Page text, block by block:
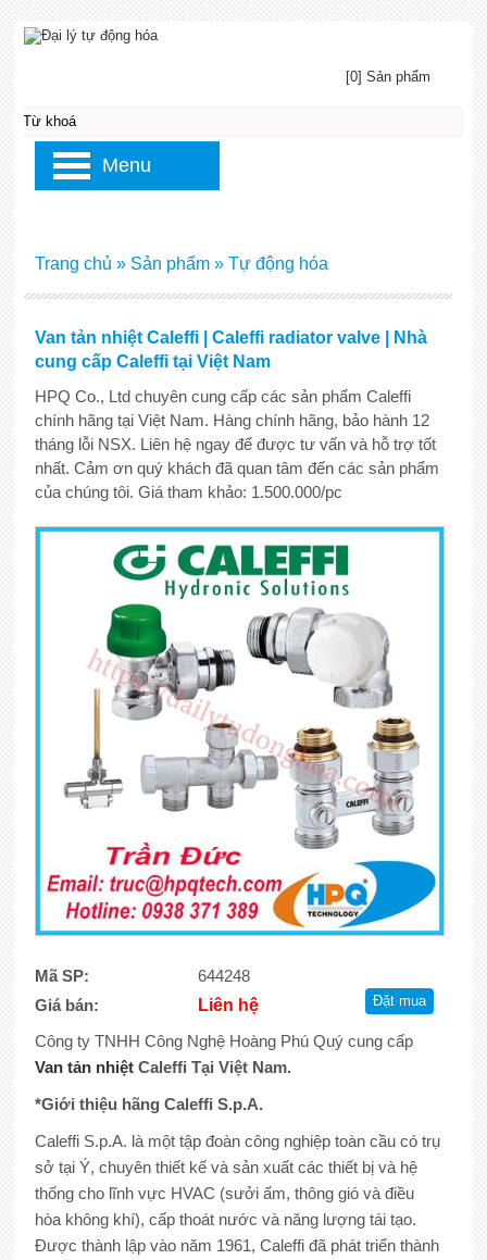
Van tản nhiệt Caleffi | Caleffi radiator valve | Nhà
cung cấp Caleffi tại Việt Nam
HPQ Co., Ltd chuyên cung cấp các sản phẩm Caleffi
chính hãng tại Việt Nam. Hàng chính hãng, bảo hành 12
tháng lỗi NSX. Liên hệ ngay để được tư vấn và hỗ trợ tốt
nhất. Cảm ơn quý khách đã quan tâm đến các sản phẩm
của chúng tôi. Giá tham khảo: 1.500.000/pc
Mã SP:
644248
Giá bán:
Liên hệ
Công ty TNHH Công Nghệ Hoàng Phú Quý cung cấp
Van tản nhiệtCaleffi Tại Việt Nam.
*Giới thiệu hãng Caleffi S.p.A.
Caleffi S.p.A. là một tập đoàn công nghiệp toàn cầu có trụ
sở tại Ý, chuyên thiết kế và sản xuất các thiết bị và hệ
thống cho lĩnh vực HVAC (sưởi ấm, thông gió và điều
hòa không khí), cấp thoát nước và năng lượng tái tạo.
Được thành lập vào năm 1961, Caleffi đã phát triển thành
Trang chủ » Sản phẩm » Tự động hóa
[0] Sản phẩm
Menu